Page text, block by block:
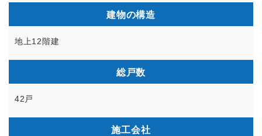
建物の構造
地上12階建
総戸数
42戸
施工会社